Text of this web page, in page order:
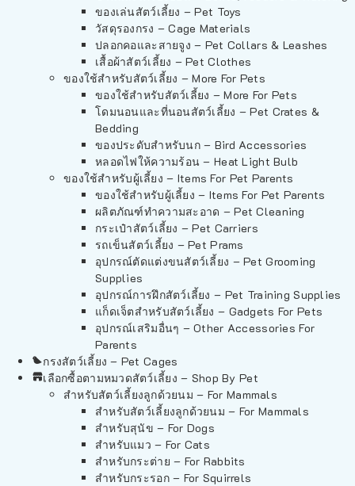
ของเล่นสัตว์เลี้ยง – Pet Toys
วัสดุรองกรง – Cage Materials
ปลอกคอและสายจูง – Pet Collars & Leashes
เสื้อผ้าสัตว์เลี้ยง – Pet Clothes
ของใช้สำหรับสัตว์เลี้ยง – More For Pets
ของใช้สำหรับสัตว์เลี้ยง – More For Pets
โดมนอนและที่นอนสัตว์เลี้ยง – Pet Crates &
Bedding
ของประดับสำหรับนก – Bird Accessories
หลอดไฟให้ความร้อน – Heat Light Bulb
ของใช้สำหรับผู้เลี้ยง – Items For Pet Parents
ของใช้สำหรับผู้เลี้ยง – Items For Pet Parents
ผลิตภัณฑ์ทำความสะอาด – Pet Cleaning
กระเป๋าสัตว์เลี้ยง – Pet Carriers
รถเข็นสัตว์เลี้ยง – Pet Prams
อุปกรณ์ตัดแต่งขนสัตว์เลี้ยง – Pet Grooming
Supplies
อุปกรณ์การฝึกสัตว์เลี้ยง – Pet Training Supplies
แก็ดเจ็ตสำหรับสัตว์เลี้ยง – Gadgets For Pets
อุปกรณ์เสริมอื่นๆ – Other Accessories For
Parents
กรงสัตว์เลี้ยง – Pet Cages
เลือกซื้อตามหมวดสัตว์เลี้ยง – Shop By Pet
สำหรับสัตว์เลี้ยงลูกด้วยนม – For Mammals
สำหรับสัตว์เลี้ยงลูกด้วยนม – For Mammals
สำหรับสุนัข – For Dogs
สำหรับแมว – For Cats
สำหรับกระต่าย – For Rabbits
สำหรับกระรอก – For Squirrels